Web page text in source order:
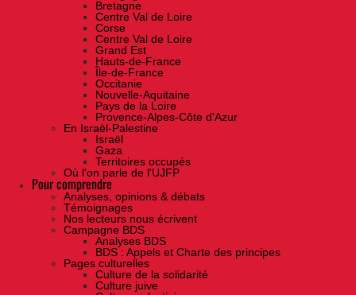
Bretagne
Centre Val de Loire
Corse
Centre Val de Loire
Grand Est
Hauts-de-France
Île-de-France
Occitanie
Nouvelle-Aquitaine
Pays de la Loire
Provence-Alpes-Côte d'Azur
En Israël-Palestine
Israël
Gaza
Territoires occupés
Où l'on parle de l'UJFP
Pour comprendre
Analyses, opinions & débats
Témoignages
Nos lecteurs nous écrivent
Campagne BDS
Analyses BDS
BDS : Appels et Charte des principes
Pages culturelles
Culture de la solidarité
Culture juive